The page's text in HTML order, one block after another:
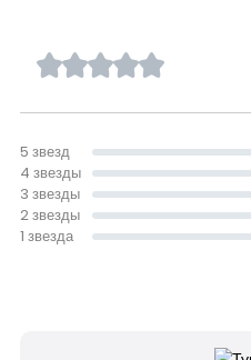
5 звезд
4 звезды
3 звезды
2 звезды
1 звезда